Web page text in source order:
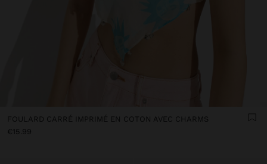
FOULARD CARRÉ IMPRIMÉ EN COTON AVEC CHARMS
€15.99